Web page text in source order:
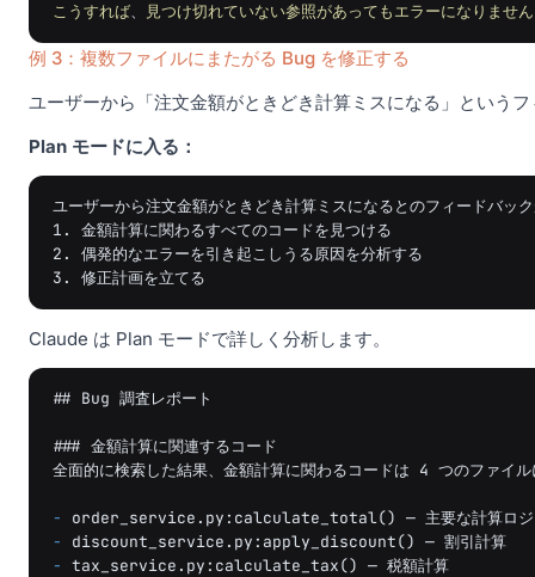
こうすれば、 見つけ切れていない参照があってもエラーになりません
例 3：複数ファイルにまたがる Bug を修正する
ユーザーから「注文金額がときどき計算ミスになる」という
Plan モードに入る：
ユーザーから注文金額がときどき計算ミスになるとのフィードバッ
1. 金額計算に関わるすべてのコードを見つける
2. 偶発的なエラーを引き起こしうる原因を分析する
Claude は Plan モードで詳しく分析します。
## Bug 調査レポート
### 金額計算に関連するコード
全面的に検索した結果、金額計算に関わるコードは 4 つのファイ
-
-
-